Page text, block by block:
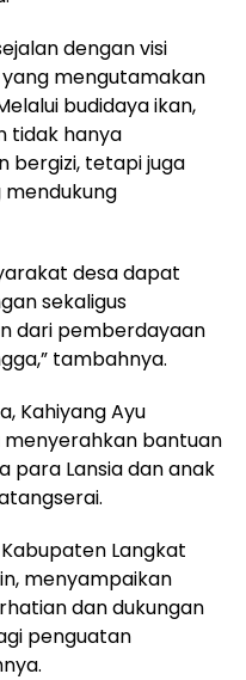
dengan visi
mengutamakan
budidaya ikan,
tidak hanya
bergizi, tetapi juga
desa dapat
sekaligus
dari pemberdayaan
tambahnya.
Kahiyang Ayu
menyerahkan bantuan
para Lansia dan anak
Langkat
menyampaikan
dan dukungan
penguatan